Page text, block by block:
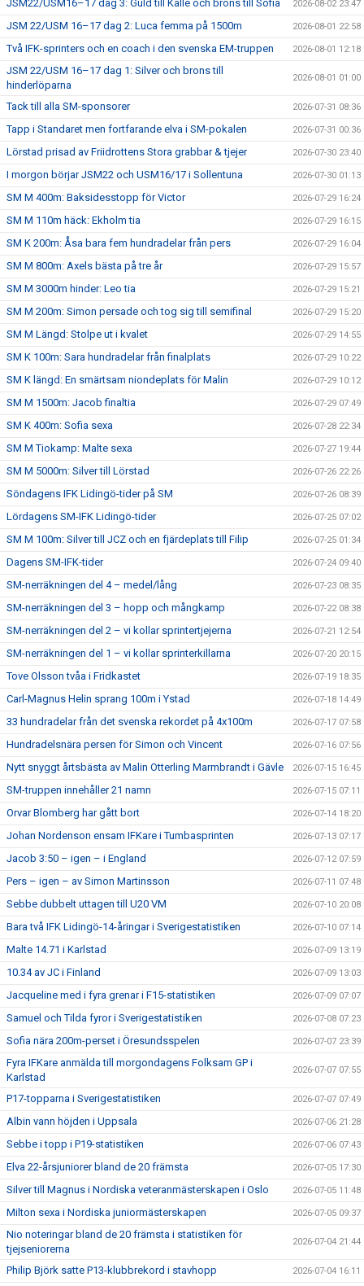
JSM22/USM16–17 dag 3: Guld till Kalle och brons till Sofia 2026-08-02 23:47
JSM 22/USM 16–17 dag 2: Luca femma på 1500m 2026-08-01 22:58
Två IFK-sprinters och en coach i den svenska EM-truppen 2026-08-01 12:18
JSM 22/USM 16–17 dag 1: Silver och brons till
hinderlöparna
2026-08-01 01:00
Tack till alla SM-sponsorer 2026-07-31 08:36
Tapp i Standaret men fortfarande elva i SM-pokalen 2026-07-31 00:36
Lörstad prisad av Friidrottens Stora grabbar & tjejer 2026-07-30 23:40
I morgon börjar JSM22 och USM16/17 i Sollentuna 2026-07-30 01:13
SM M 400m: Baksidesstopp för Victor 2026-07-29 16:24
SM M 110m häck: Ekholm tia 2026-07-29 16:15
SM K 200m: Åsa bara fem hundradelar från pers 2026-07-29 16:04
SM M 800m: Axels bästa på tre år 2026-07-29 15:57
SM M 3000m hinder: Leo tia 2026-07-29 15:21
SM M 200m: Simon persade och tog sig till semifinal 2026-07-29 15:20
SM M Längd: Stolpe ut i kvalet 2026-07-29 14:55
SM K 100m: Sara hundradelar från finalplats 2026-07-29 10:22
SM K längd: En smärtsam niondeplats för Malin 2026-07-29 10:12
SM M 1500m: Jacob finaltia 2026-07-29 07:49
SM K 400m: Sofia sexa 2026-07-28 22:34
SM M Tiokamp: Malte sexa 2026-07-27 19:44
SM M 5000m: Silver till Lörstad 2026-07-26 22:26
Söndagens IFK Lidingö-tider på SM 2026-07-26 08:39
Lördagens SM-IFK Lidingö-tider 2026-07-25 07:02
SM M 100m: Silver till JCZ och en fjärdeplats till Filip 2026-07-25 01:34
Dagens SM-IFK-tider 2026-07-24 09:40
SM-nerräkningen del 4 – medel/lång 2026-07-23 08:35
SM-nerräkningen del 3 – hopp och mångkamp 2026-07-22 08:38
SM-nerräkningen del 2 – vi kollar sprintertjejerna 2026-07-21 12:54
SM-nerräkningen del 1 – vi kollar sprinterkillarna 2026-07-20 20:15
Tove Olsson tvåa i Fridkastet 2026-07-19 18:35
Carl-Magnus Helin sprang 100m i Ystad 2026-07-18 14:49
33 hundradelar från det svenska rekordet på 4x100m 2026-07-17 07:58
Hundradelsnära persen för Simon och Vincent 2026-07-16 07:56
Nytt snyggt årtsbästa av Malin Otterling Marmbrandt i Gävle 2026-07-15 16:45
SM-truppen innehåller 21 namn 2026-07-15 07:11
Orvar Blomberg har gått bort 2026-07-14 18:20
Johan Nordenson ensam IFKare i Tumbasprinten 2026-07-13 07:17
Jacob 3:50 – igen – i England 2026-07-12 07:59
Pers – igen – av Simon Martinsson 2026-07-11 07:48
Sebbe dubbelt uttagen till U20 VM 2026-07-10 20:08
Bara två IFK Lidingö-14-åringar i Sverigestatistiken 2026-07-10 07:14
Malte 14.71 i Karlstad 2026-07-09 13:19
10.34 av JC i Finland 2026-07-09 13:03
Jacqueline med i fyra grenar i F15-statistiken 2026-07-09 07:07
Samuel och Tilda fyror i Sverigestatistiken 2026-07-08 07:23
Sofia nära 200m-perset i Öresundsspelen 2026-07-07 23:39
Fyra IFKare anmälda till morgondagens Folksam GP i
Karlstad
2026-07-07 07:55
P17-topparna i Sverigestatistiken 2026-07-07 07:49
Albin vann höjden i Uppsala 2026-07-06 21:28
Sebbe i topp i P19-statistiken 2026-07-06 07:43
Elva 22-årsjuniorer bland de 20 främsta 2026-07-05 17:30
Silver till Magnus i Nordiska veteranmästerskapen i Oslo 2026-07-05 11:48
Milton sexa i Nordiska juniormästerskapen 2026-07-05 09:37
Nio noteringar bland de 20 främsta i statistiken för
tjejseniorerna
2026-07-04 21:44
Philip Björk satte P13-klubbrekord i stavhopp 2026-07-04 16:11